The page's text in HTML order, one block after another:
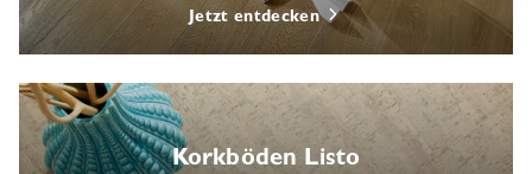
Jetzt entdecken
Korkböden Listo